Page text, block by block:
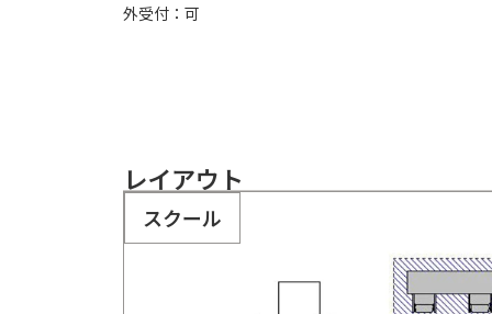
外受付：可
レイアウト
スクール